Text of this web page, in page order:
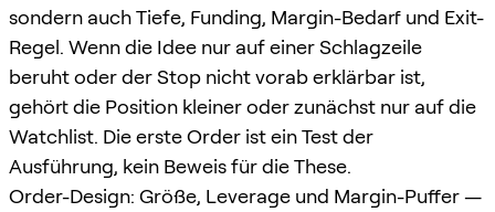
sondern auch Tiefe, Funding, Margin-Bedarf und Exit-
Regel. Wenn die Idee nur auf einer Schlagzeile
beruht oder der Stop nicht vorab erklärbar ist,
gehört die Position kleiner oder zunächst nur auf die
Watchlist. Die erste Order ist ein Test der
Ausführung, kein Beweis für die These.
Order-Design: Größe, Leverage und Margin-Puffer —